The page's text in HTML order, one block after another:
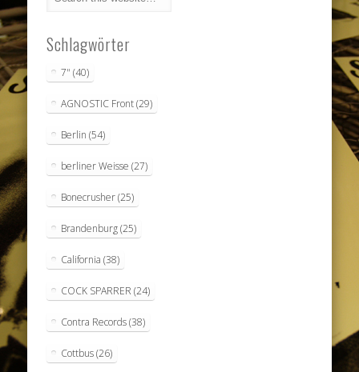
Schlagwörter
7" (40)
AGNOSTIC Front(29)
Berlin (54)
berliner Weisse (27)
Bonecrusher(25)
Brandenburg(25)
California (38)
COCK SPARRER (24)
Contra Records(38)
Cottbus(26)